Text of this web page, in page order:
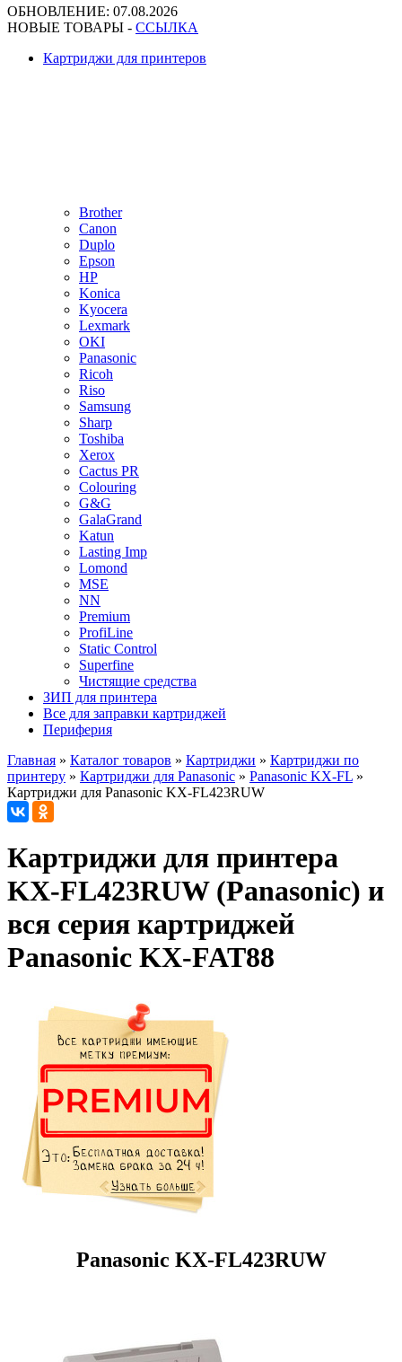
ОБНОВЛЕНИЕ: 07.08.2026
НОВЫЕ ТОВАРЫ - ССЫЛКА
Картриджи для принтеров
Brother
Canon
Duplo
Epson
HP
Konica
Kyocera
Lexmark
OKI
Panasonic
Ricoh
Riso
Samsung
Sharp
Toshiba
Xerox
Cactus PR
Colouring
G&G
GalaGrand
Katun
Lasting Imp
Lomond
MSE
NN
Premium
ProfiLine
Static Control
Superfine
Чистящие средства
ЗИП для принтера
Все для заправки картриджей
Периферия
Главная » Каталог товаров » Картриджи » Картриджи по
принтеру » Картриджи для Panasonic » Panasonic KX-FL »
Картриджи для Panasonic KX-FL423RUW
Картриджи для принтера
KX-FL423RUW (Panasonic) и
вся серия картриджей
Panasonic KX-FAT88
Panasonic KX-FL423RUW